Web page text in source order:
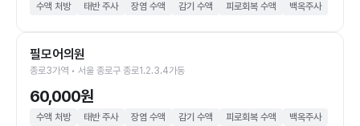
수액 처방 태반 주사 장염 수액 감기 수액 피로회복 수액 백옥주사
필모어의원
종로3가역 • 서울 종로구 종로1.2.3.4가동
60,000원
수액 처방 태반 주사 장염 수액 감기 수액 피로회복 수액 백옥주사